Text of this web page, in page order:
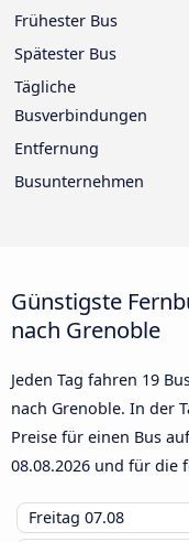
Frühester Bus
Spätester Bus
Tägliche
Busverbindungen
Entfernung
Busunternehmen
Günstigste
nach Grenoble
Jeden Tag fahren 19
nach Grenoble. In der
Preise für einen Bus
08.08.2026 und für die
Freitag 07.08